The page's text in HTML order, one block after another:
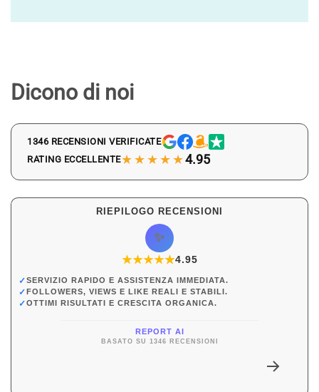
Dicono di noi
1346 RECENSIONI VERIFICATE
RATING ECCELLENTE★★★★★4.95
RIEPILOGO RECENSIONI
✨
★★★★★
★4.95
✓SERVIZIO RAPIDO E ASSISTENZA IMMEDIATA.
✓FOLLOWERS, VIEWS E LIKE REALI E STABILI.
✓OTTIMI RISULTATI E CRESCITA ORGANICA.
REPORT AI
BASATO SU 1346 RECENSIONI